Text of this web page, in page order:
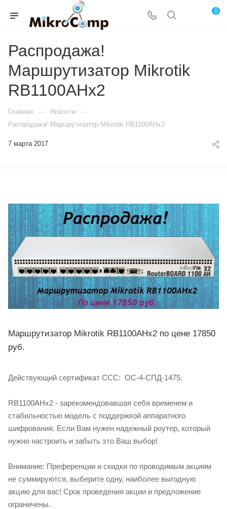
0
Распродажа!
Маршрутизатор Mikrotik
RB1100AHx2
Главная — Новости —
Распродажа! Маршрутизатор Mikrotik RB1100AHx2
7 марта 2017
Маршрутизатор Mikrotik RB1100AHx2 по цене 17850
руб.
Действующий сертификат ССС: ОС-4-СПД-1475.
RB1100AHx2 - зарекомендовавшая себя временем и
стабильностью модель с поддержкой аппаратного
шифрования. Если Вам нужен надежный роутер, который
нужно настроить и забыть это Ваш выбор!
Внимание: Преференции и скидки по проводимым акциям
не суммируются, выберите одну, наиболее выгодную
акцию для вас! Срок проведения акции и предложение
ограничены.